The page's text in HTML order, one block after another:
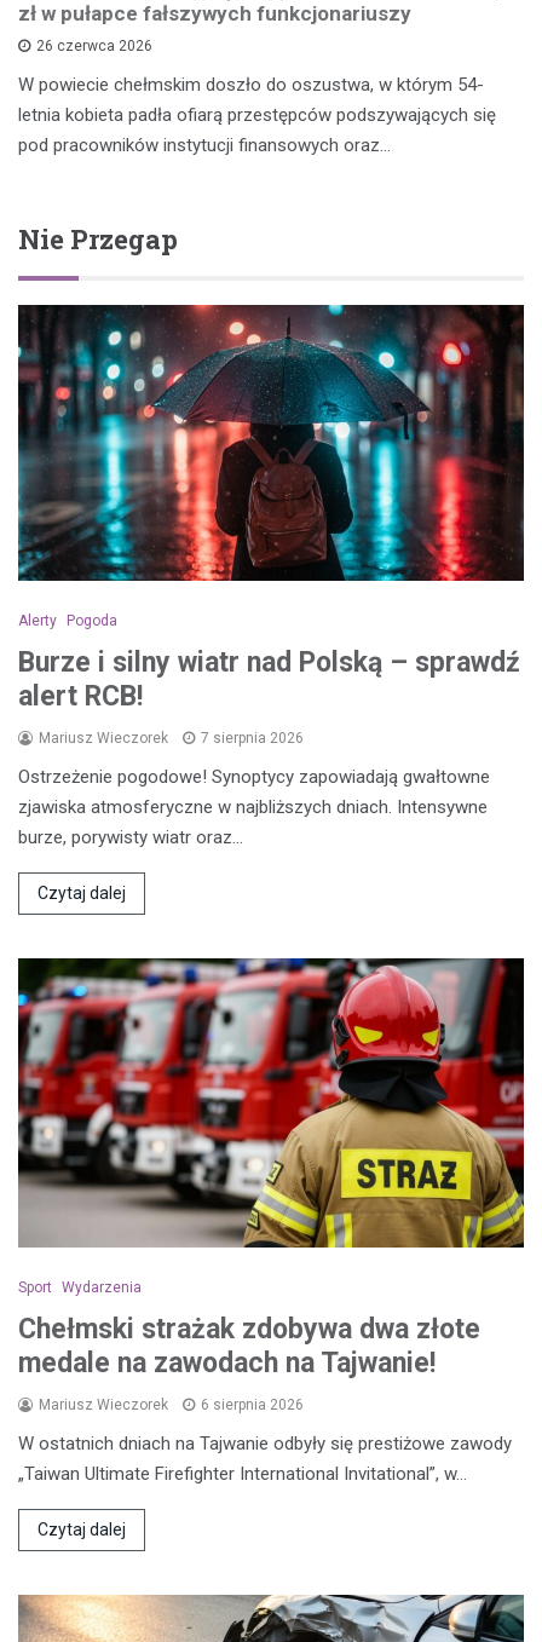
zł w pułapce fałszywych funkcjonariuszy
26 czerwca 2026
W powiecie chełmskim doszło do oszustwa, w którym 54-
letnia kobieta padła ofiarą przestępców podszywających się
pod pracowników instytucji finansowych oraz…
Nie Przegap
Alerty Pogoda
Burze i silny wiatr nad Polską – sprawdź
alert RCB!
Mariusz Wieczorek 7 sierpnia 2026
Ostrzeżenie pogodowe! Synoptycy zapowiadają gwałtowne
zjawiska atmosferyczne w najbliższych dniach. Intensywne
burze, porywisty wiatr oraz…
Czytaj dalej
Sport Wydarzenia
Chełmski strażak zdobywa dwa złote
medale na zawodach na Tajwanie!
Mariusz Wieczorek 6 sierpnia 2026
W ostatnich dniach na Tajwanie odbyły się prestiżowe zawody
„Taiwan Ultimate Firefighter International Invitational”, w…
Czytaj dalej